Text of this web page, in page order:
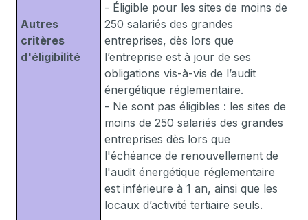
Autres
critères
d'éligibilité
- Éligible pour les sites de moins de
250 salariés des grandes
entreprises, dès lors que
l’entreprise est à jour de ses
obligations vis-à-vis de l’audit
énergétique réglementaire.
- Ne sont pas éligibles : les sites de
moins de 250 salariés des grandes
entreprises dès lors que
l'échéance de renouvellement de
l'audit énergétique réglementaire
est inférieure à 1 an, ainsi que les
locaux d’activité tertiaire seuls.